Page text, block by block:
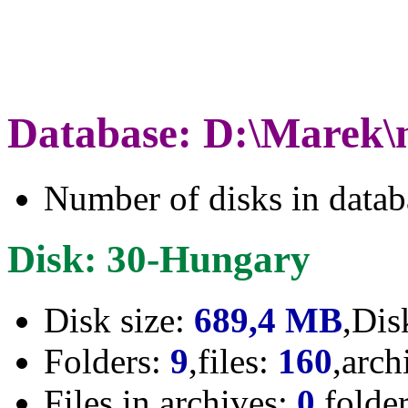
Database:
Number of disks in
Disk: 30-Hungary
Disk size: 689,4 MB
Folders: 9,files: 160